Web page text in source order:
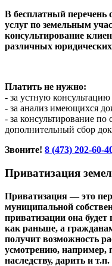
В бесплатный
услуг по земельным
консультирование
различных
Платить не нужно:
- за устную
- за анализ имеющихся
- за консультирование
дополнительный сбор
Звоните! 8 (473) 202-60-
Приватизация
Приватизация — это
муниципальной
приватизации она
как раньше, а
получит возможность
усмотрению, например,
наследству, дарить и т.п.